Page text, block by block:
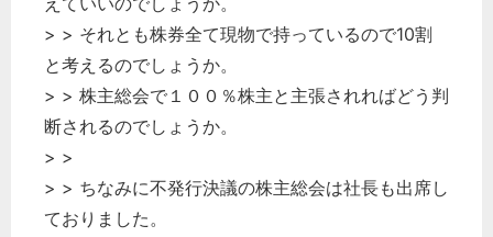
> > それとも株券全て現物で持っているので10割
と考えるのでしょうか。
> > 株主総会で１００％株主と主張されればどう判
断されるのでしょうか。
> >
> > ちなみに不発行決議の株主総会は社長も出席し
ておりました。